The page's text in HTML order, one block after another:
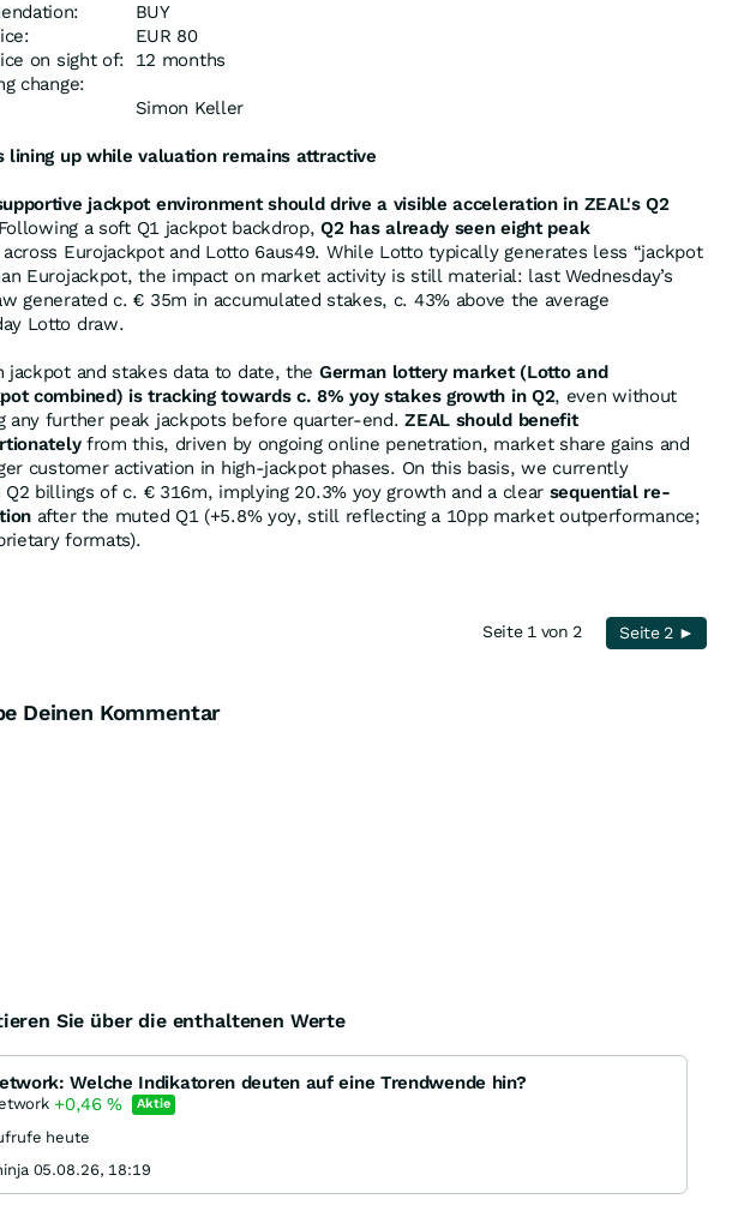
BUY
EUR 80
on sight of:
12 months
change:
Simon Keller
lining up while valuation remains attractive
jackpot environment should drive a visible acceleration in ZEAL's Q2
a soft Q1 jackpot backdrop,Q2 has already seen eight peak
Eurojackpot and Lotto 6aus49. While Lotto typically generates less “jackpot
Eurojackpot, the impact on market activity is still material: last Wednesday’s
generated c. € 35m in accumulated stakes, c. 43% above the average
Lotto draw.
jackpot and stakes data to date, the German lottery market (Lotto and
combined) is tracking towards c. 8% yoy stakes growth in Q2, even without
any further peak jackpots before quarter-end.ZEAL should benefit
from this, driven by ongoing online penetration, market share gains and
customer activation in high-jackpot phases. On this basis, we currently
billings of c. € 316m, implying 20.3% yoy growth and a clear sequential re-
after the muted Q1 (+5.8% yoy, still reflecting a 10pp market outperformance;
formats).
Seite 1 von 2 Seite 2 ►
Deinen Kommentar
Sie über die enthaltenen Werte
Welche Indikatoren deuten auf eine Trendwende hin?
+0,46% Aktie
heute
05.08.26, 18:19